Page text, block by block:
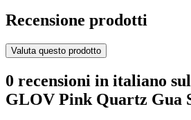
Recensione prodotti
Valuta questo prodotto
0 recensioni in italiano
GLOV Pink Quartz Gua